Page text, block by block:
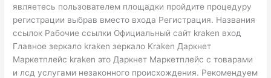
являетесь пользователем площадки пройдите процедуру
регистрации выбрав вместо входа Регистрация. Названия
ссылок Рабочие ссылки Официальный сайт kraken вход
Главное зеркало kraken зеркало Kraken Даркнет
Маркетплейс kraken это Даркнет Маркетплейс с товарами
и лсд услугами незаконного происхождения. Рекомендуем